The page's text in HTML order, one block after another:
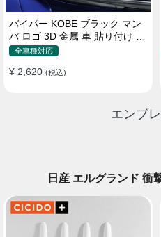
バイパー KOBE ブラック マン
バ ロゴ 3D 金属 車 貼り付け 装
飾 ステッカー
全車種対応
¥ 2,620 (税込)
エンブ
日産 エルグランド 衝